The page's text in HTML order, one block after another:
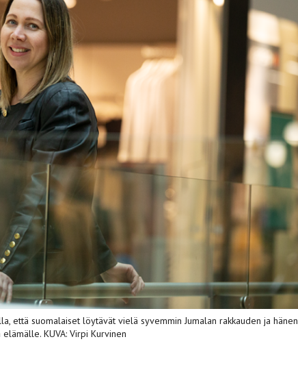
että suomalaiset löytävät vielä syvemmin Jumalan rakkauden ja hänen
KUVA: Virpi Kurvinen